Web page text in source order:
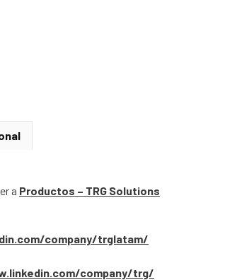
a Productos – TRG Solutions
company/trglatam/
company/trg/